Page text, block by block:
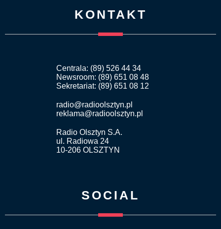
KONTAKT
Centrala: (89) 526 44 34
Newsroom: (89) 651 08 48
Sekretariat: (89) 651 08 12
radio@radioolsztyn.pl
reklama@radioolsztyn.pl
Radio Olsztyn S.A.
ul. Radiowa 24
10-206 OLSZTYN
SOCIAL